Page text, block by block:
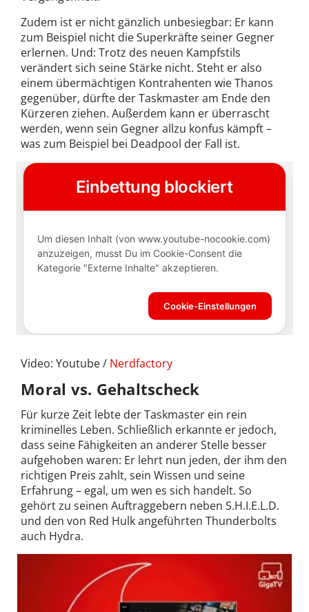
Zudem ist er nicht gänzlich unbesiegbar: Er kann
zum Beispiel nicht die Superkräfte seiner Gegner
erlernen. Und: Trotz des neuen Kampfstils
verändert sich seine Stärke nicht. Steht er also
einem übermächtigen Kontrahenten wie Thanos
gegenüber, dürfte der Taskmaster am Ende den
Kürzeren ziehen. Außerdem kann er überrascht
werden, wenn sein Gegner allzu konfus kämpft –
was zum Beispiel bei Deadpool der Fall ist.
Video: Youtube / Nerdfactory
Moral vs. Gehaltscheck
Für kurze Zeit lebte der Taskmaster ein rein
kriminelles Leben. Schließlich erkannte er jedoch,
dass seine Fähigkeiten an anderer Stelle besser
aufgehoben waren: Er lehrt nun jeden, der ihm den
richtigen Preis zahlt, sein Wissen und seine
Erfahrung – egal, um wen es sich handelt. So
gehört zu seinen Auftraggebern neben S.H.I.E.L.D.
und den von Red Hulk angeführten Thunderbolts
auch Hydra.